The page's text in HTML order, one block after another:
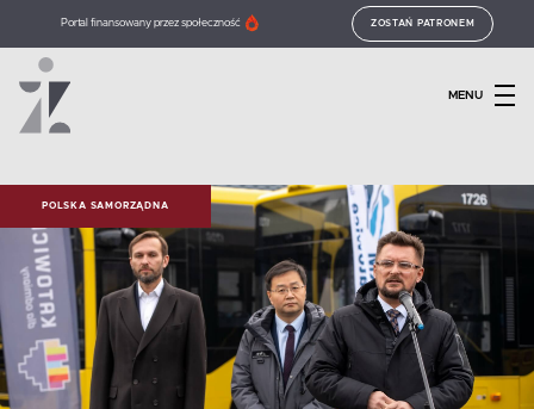
Portal finansowany przez społeczność ZOSTAŃ PATRONEM
MENU
POLSKA SAMORZĄDNA